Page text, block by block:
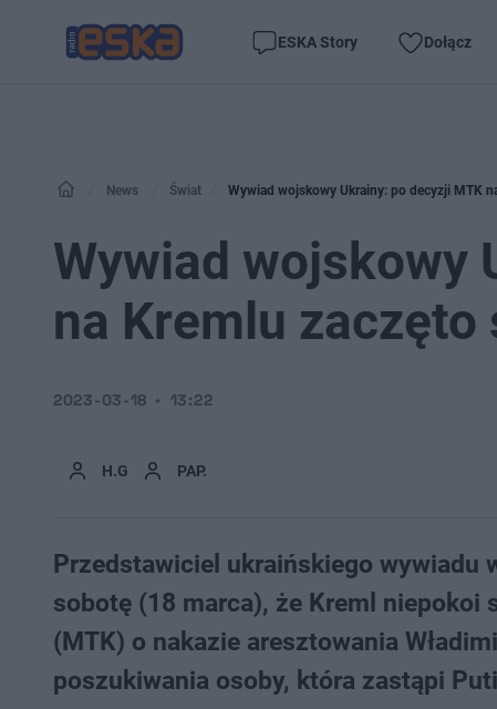
ESKA Story Dołącz
News Świat Wywiad wojskowy Ukrainy: po decyzji MTK
Wywiad wojskowy
na Kremlu
H.G PAP.
2023-03-18 13:22
Przedstawiciel ukraińskiego wywiadu
sobotę (18 marca), że Kreml niepokoi
(MTK) o nakazie aresztowania
poszukiwania osoby, która zastąpi